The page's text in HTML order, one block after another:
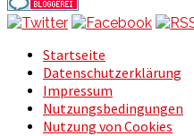
Startseite
Datenschutzerklärung
Impressum
Nutzungsbedingungen
Nutzung von Cookies